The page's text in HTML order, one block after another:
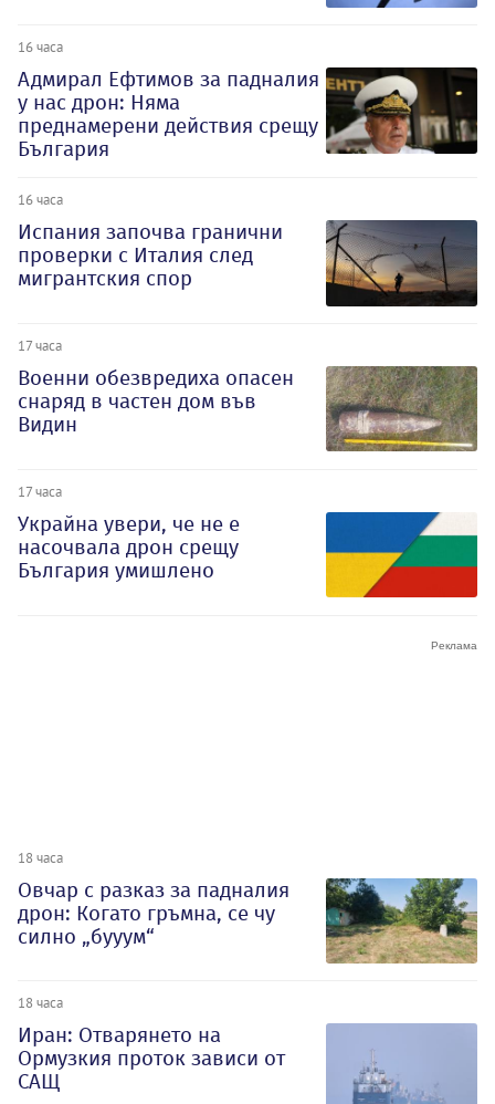
16 часа
Адмирал Ефтимов за падналия
у нас дрон: Няма
преднамерени действия срещу
България
16 часа
Испания започва гранични
проверки с Италия след
мигрантския спор
17 часа
Военни обезвредиха опасен
снаряд в частен дом във
Видин
17 часа
Украйна увери, че не е
насочвала дрон срещу
България умишлено
18 часа
Овчар с разказ за падналия
дрон: Когато гръмна, се чу
силно „бууум“
18 часа
Иран: Отварянето на
Ормузкия проток зависи от
САЩ